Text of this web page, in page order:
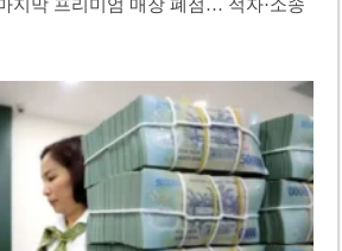
지막 프리미엄 매장 폐점… 적자·소송